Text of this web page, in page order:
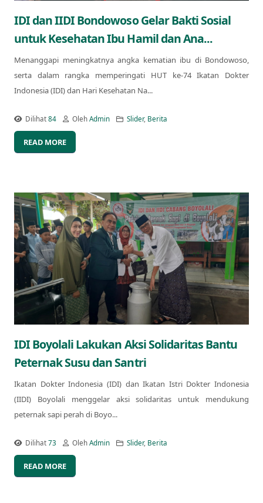
IDI dan IIDI Bondowoso Gelar Bakti Sosial
untuk Kesehatan Ibu Hamil dan Ana...
Menanggapi meningkatnya angka kematian ibu di Bondowoso,
serta dalam rangka memperingati HUT ke-74 Ikatan Dokter
Indonesia (IDI) dan Hari Kesehatan Na...
Dilihat84 OlehAdmin Slider, Berita
READ MORE
IDI Boyolali Lakukan Aksi Solidaritas Bantu
Peternak Susu dan Santri
Ikatan Dokter Indonesia (IDI) dan Ikatan Istri Dokter Indonesia
(IIDI) Boyolali menggelar aksi solidaritas untuk mendukung
peternak sapi perah di Boyo...
Dilihat73 OlehAdmin Slider, Berita
READ MORE